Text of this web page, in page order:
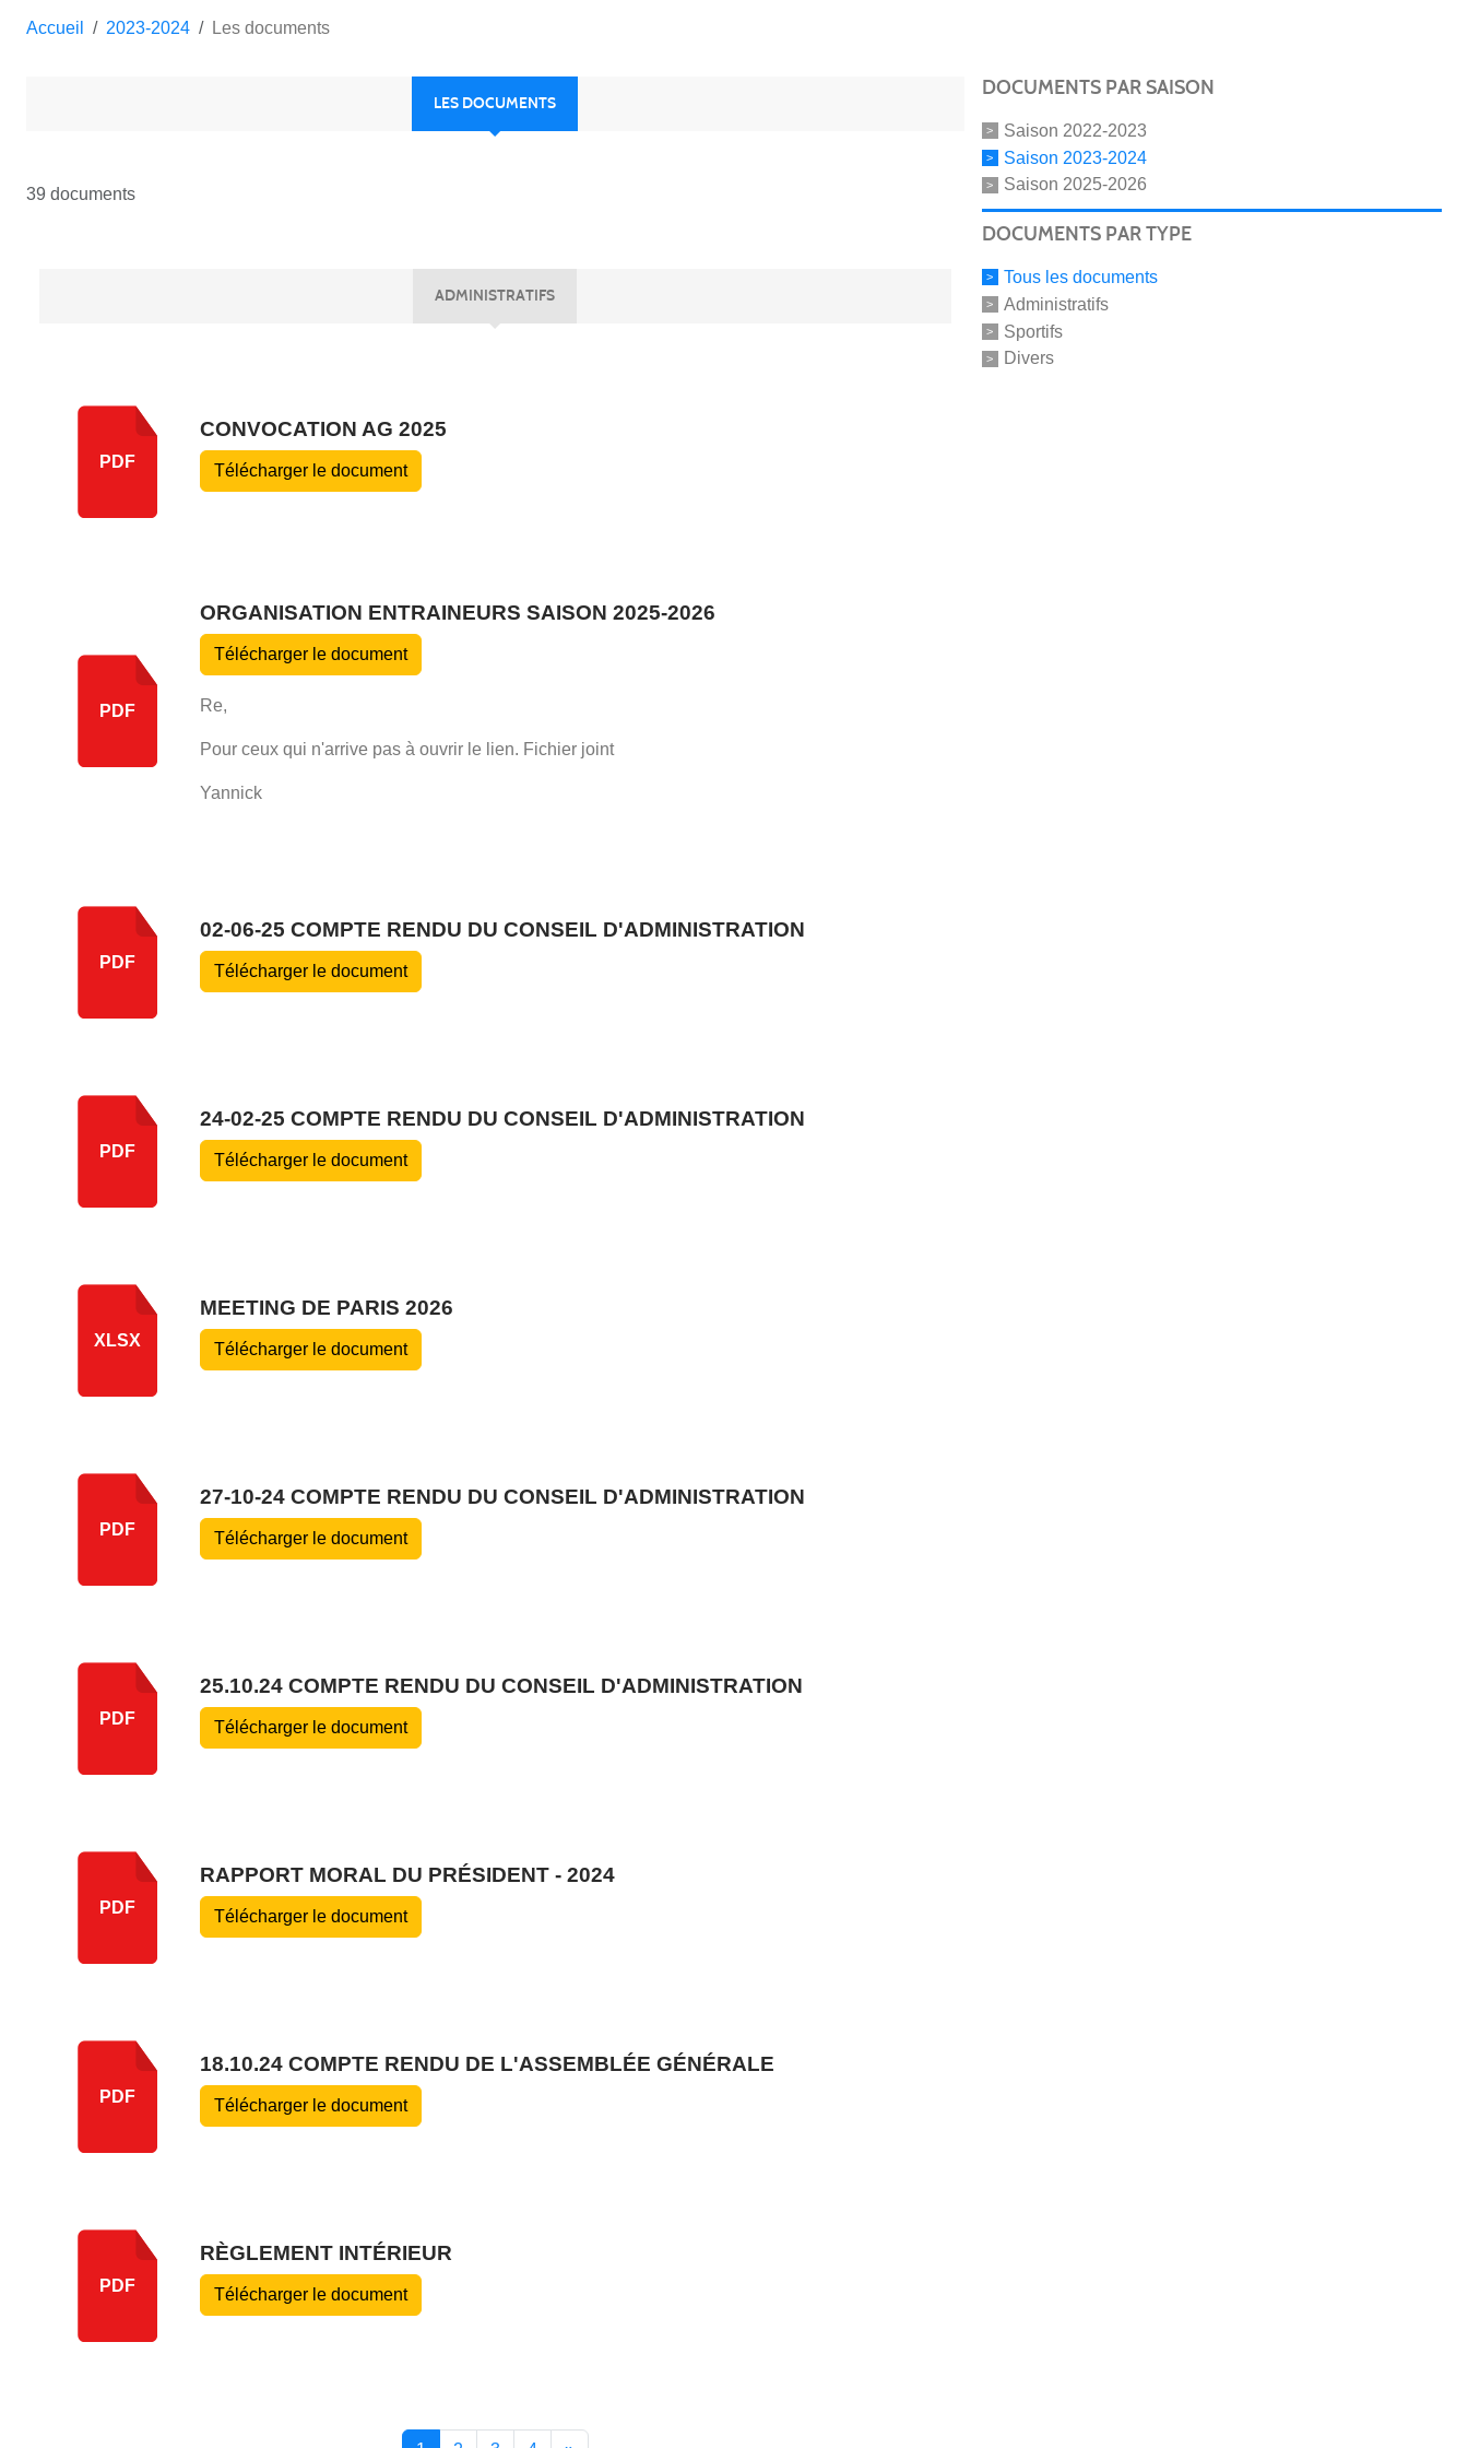
Accueil 2023-2024 Les documents
LES DOCUMENTS
39 documents
ADMINISTRATIFS
PDF
CONVOCATION AG 2025
Télécharger le document
PDF
ORGANISATION ENTRAINEURS SAISON 2025-2026
Télécharger le document
Re,
Pour ceux qui n'arrive pas à ouvrir le lien. Fichier joint
Yannick
PDF
02-06-25 COMPTE RENDU DU CONSEIL D'ADMINISTRATION
Télécharger le document
PDF
24-02-25 COMPTE RENDU DU CONSEIL D'ADMINISTRATION
Télécharger le document
XLSX
MEETING DE PARIS 2026
Télécharger le document
PDF
27-10-24 COMPTE RENDU DU CONSEIL D'ADMINISTRATION
Télécharger le document
PDF
25.10.24 COMPTE RENDU DU CONSEIL D'ADMINISTRATION
Télécharger le document
PDF
RAPPORT MORAL DU PRÉSIDENT - 2024
Télécharger le document
PDF
18.10.24 COMPTE RENDU DE L'ASSEMBLÉE GÉNÉRALE
Télécharger le document
PDF
RÈGLEMENT INTÉRIEUR
Télécharger le document
DOCUMENTS PAR SAISON
Saison 2022-2023
Saison 2023-2024
Saison 2025-2026
DOCUMENTS PAR TYPE
Tous les documents
Administratifs
Sportifs
Divers